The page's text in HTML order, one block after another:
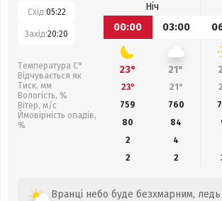
Схід:05:22
Захід:20:20
Температура С°
Відчувається як
Тиск, мм
Вологість, %
Вітер, м/с
Ймовірність опадів,
%
Ніч
00:00
03:00
23° 21°
23° 21°
759
760
80
84
2
4
2
2
Вранці небо буде безхмарним, ледь